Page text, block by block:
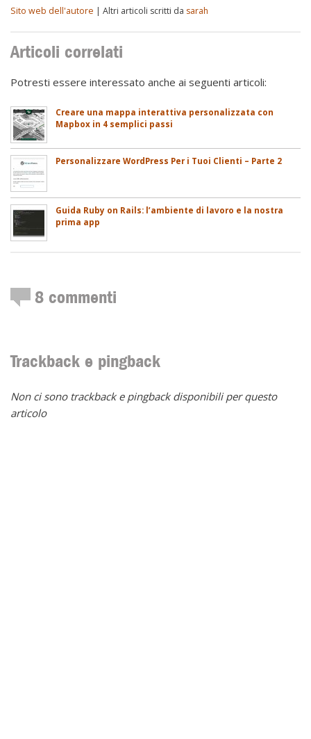
Sito web dell'autore | Altri articoli scritti da sarah
Articoli correlati
Potresti essere interessato anche ai seguenti articoli:
Creare una mappa interattiva personalizzata con
Mapbox in 4 semplici passi
Personalizzare WordPress Per i Tuoi Clienti – Parte 2
Guida Ruby on Rails: l’ambiente di lavoro e la nostra
prima app
8 commenti
Trackback e pingback
Non ci sono trackback e pingback disponibili per questo
articolo